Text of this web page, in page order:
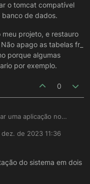
o tomcat compatível
de dados.
projeto, e restauro
apago as tabelas fr_
porque algumas
por exemplo.
0
uma aplicação no
em relação a
e eu gostaria de
completo do Maker,
sozinho? Existe um
da comunidade
vocês, e se realmente
de 2023 11:36
do sistema em dois